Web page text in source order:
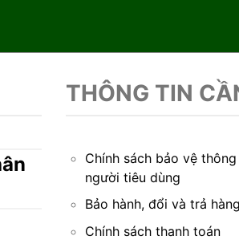
THÔNG TIN
Chính sách bảo vệ
người tiêu dùng
Bảo hành, đổi và trả
Chính sách thanh toán